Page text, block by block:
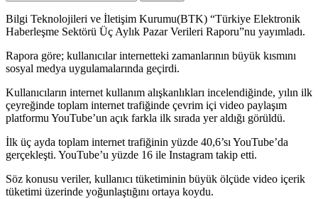
Bilgi Teknolojileri ve İletişim Kurumu(BTK) “Türkiye Elektronik
Haberleşme Sektörü Üç Aylık Pazar Verileri Raporu”nu yayımladı.
Rapora göre; kullanıcılar internetteki zamanlarının​​​​​​​ büyük kısmını
sosyal medya uygulamalarında geçirdi.
Kullanıcıların internet kullanım alışkanlıkları incelendiğinde, yılın ilk
çeyreğinde toplam internet trafiğinde çevrim içi video paylaşım
platformu YouTube’un açık farkla ilk sırada yer aldığı görüldü.
İlk üç ayda toplam internet trafiğinin yüzde 40,6’sı YouTube’da
gerçekleşti. YouTube’u yüzde 16 ile Instagram takip etti.
Söz konusu veriler, kullanıcı tüketiminin büyük ölçüde video içerik
tüketimi üzerinde yoğunlaştığını ortaya koydu.